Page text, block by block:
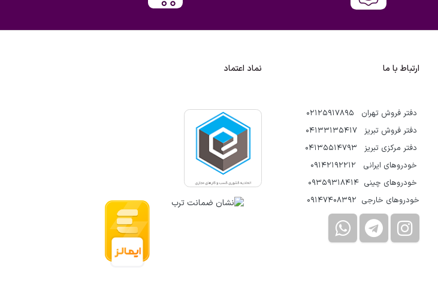
ارتباط با ما
دفتر فروش تهران 02125917895
دفتر فروش تبریز 04133135417
دفتر مرکزی تبریز 04135514793
خودروهای ایرانی 09142192212
خودروهای چینی 09359318414
خودروهای خارجی 09147408392
نماد اعتماد